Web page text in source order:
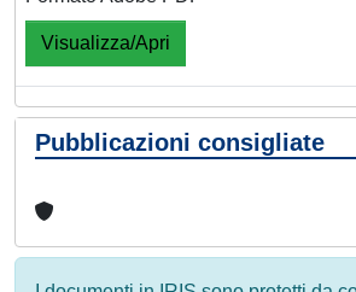
Visualizza/Apri
Pubblicazioni consigliate